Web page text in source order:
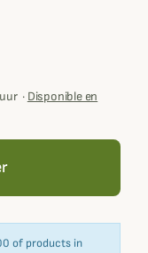
· Disponible en
of products in